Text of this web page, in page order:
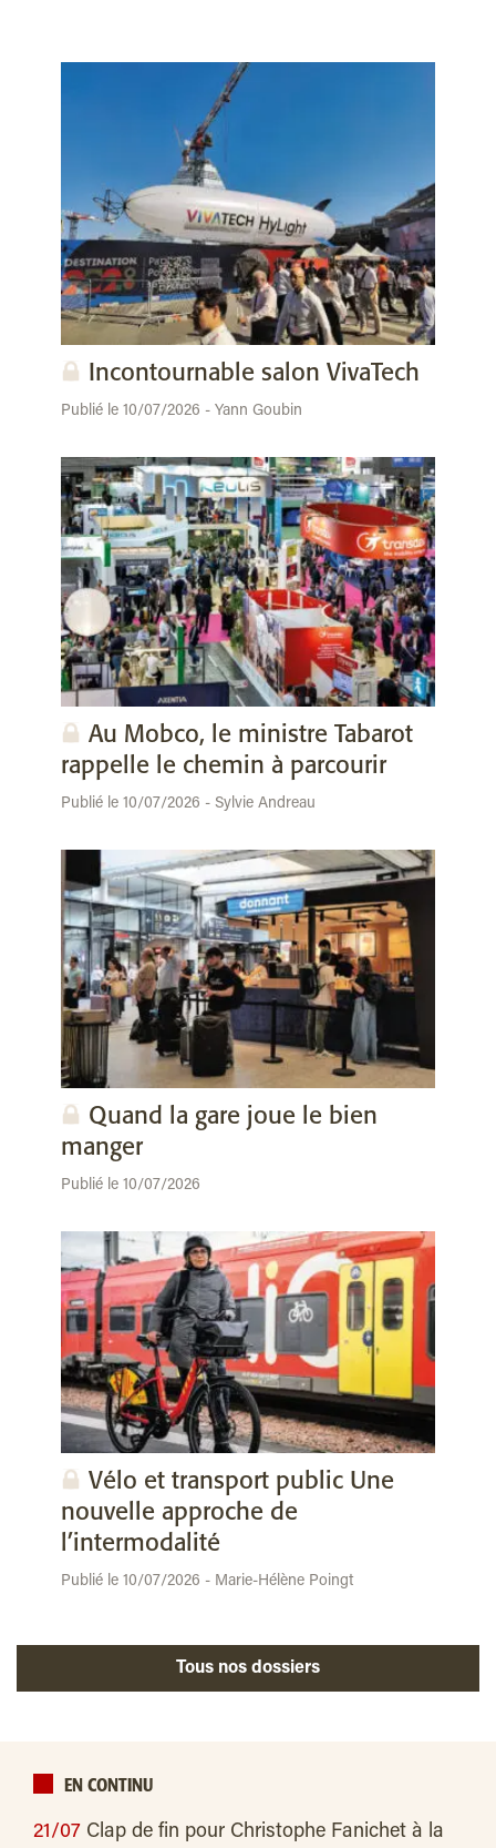
Incontournable salon VivaTech
Publié le 10/07/2026 - Yann Goubin
Au Mobco, le ministre Tabarot
rappelle le chemin à parcourir
Publié le 10/07/2026 - Sylvie Andreau
Quand la gare joue le bien
manger
Publié le 10/07/2026
Vélo et transport public Une
nouvelle approche de
l’intermodalité
Publié le 10/07/2026 - Marie-Hélène Poingt
Tous nos dossiers
EN CONTINU
21/07 Clap de fin pour Christophe Fanichet à la